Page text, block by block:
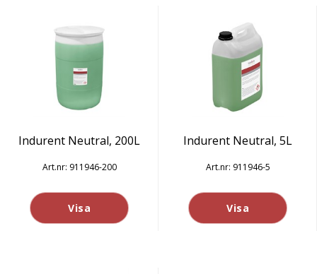
Indurent Neutral, 200L
911946-200
Visa
Indurent Neutral, 5L
911946-5
Visa